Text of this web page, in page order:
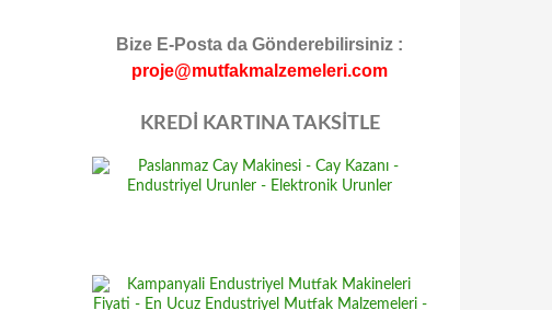
Bize E-Posta da Gönderebilirsiniz :
proje@mutfakmalzemeleri.com
KREDİ KARTINA TAKSİTLE